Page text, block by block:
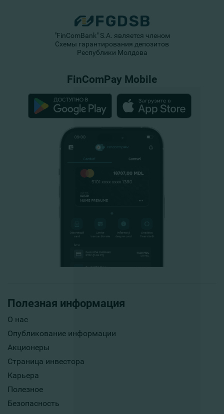
Полезная информация
О нас
Опубликование информации
Акционеры
Страница инвестора
Карьера
Полезное
Безопасность
"FinComBank" S.A. является членом
Схемы гарантирования депозитов
Республики Молдова
FinComPay Mobile